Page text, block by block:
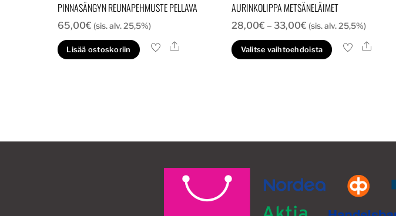
PINNASÄNGYN REUNAPEHMUSTE PELLAVA
65,00€ (sis. alv. 25,5%)
Lisää ostoskoriin Ale
AURINKOLIPPA METSÄNELÄIMET
28,00€ – 33,00€ Hintaluokka:
28,00€
-
(sis. alv. 25,5%)
Valitse vaihtoehdoista
Tällä
tehdä
tuotteen
sivulla.
Ale